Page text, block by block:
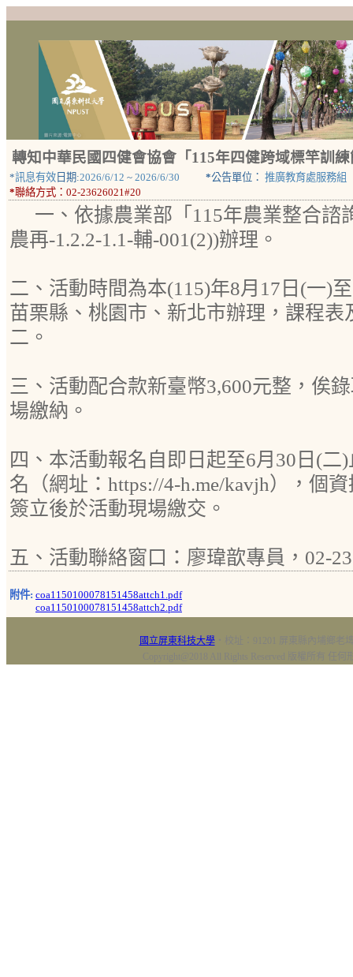
轉知中華民國四健會協會「115年四健跨域標竿訓
*訊息有效 日期:2026/6/12 ~ 2026/6/30 *公告單位： 推廣教育處服務組
*聯絡方式： 02-23626021#20
一、依據農業部「115年農業整合諮
農再-1.2.2-1.1-輔-001(2))辦理。
二、活動時間為本(115)年8月17日(一)
苗栗縣、桃園市、新北市辦理，課程表
二。
三、活動配合款新臺幣3,600元整，俟
場繳納。
四、本活動報名自即日起至6月30日(二
名（網址：https://4-h.me/kavjh），個
簽立後於活動現場繳交。
五、活動聯絡窗口：廖瑋歆專員，02-
附件: coa1150100078151458attch1.pdf
coa1150100078151458attch2.pdf
國立屏東科技大學‧校址：91201 屏東縣內埔鄉老